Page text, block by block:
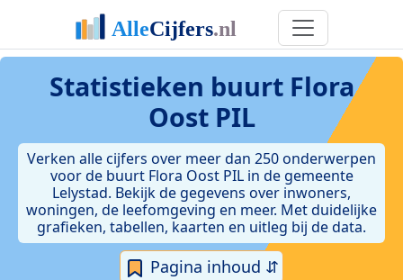
Statistieken buurt Flora
Oost PIL
Verken alle cijfers over meer dan 250 onderwerpen
voor de buurt Flora Oost PIL in de gemeente
Lelystad. Bekijk de gegevens over inwoners,
woningen, de leefomgeving en meer. Met duidelijke
grafieken, tabellen, kaarten en uitleg bij de data.
Pagina inhoud ⇵